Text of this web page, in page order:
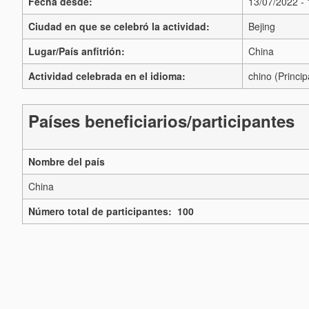
Ciudad en que se celebró la actividad:
Bejing
Lugar/País anfitrión:
China
Actividad celebrada en el idioma:
chino
Países beneficiarios/participantes
Nombre del país
China
Número total de participantes: 100